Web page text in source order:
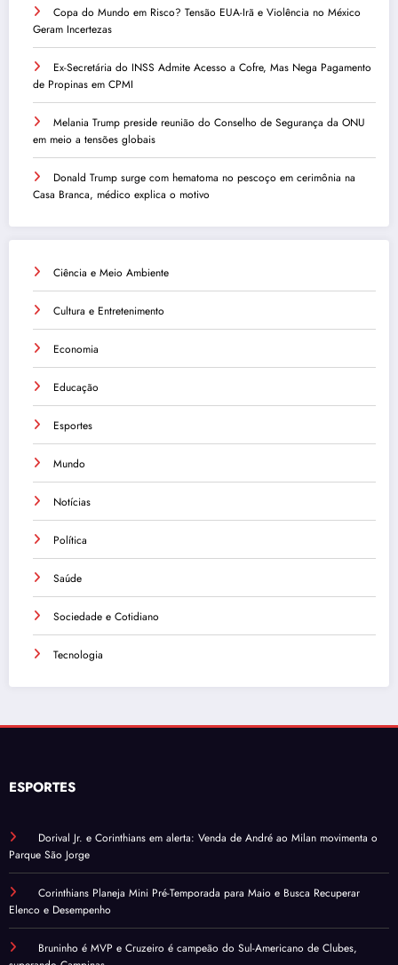
Copa do Mundo em Risco? Tensão EUA-Irã e Violência no México
Geram Incertezas
Ex-Secretária do INSS Admite Acesso a Cofre, Mas Nega Pagamento
de Propinas em CPMI
Melania Trump preside reunião do Conselho de Segurança da ONU
em meio a tensões globais
Donald Trump surge com hematoma no pescoço em cerimônia na
Casa Branca, médico explica o motivo
Ciência e Meio Ambiente
Cultura e Entretenimento
Economia
Educação
Esportes
Mundo
Notícias
Política
Saúde
Sociedade e Cotidiano
Tecnologia
ESPORTES
Dorival Jr. e Corinthians em alerta: Venda de André ao Milan movimenta o
Parque São Jorge
Corinthians Planeja Mini Pré-Temporada para Maio e Busca Recuperar
Elenco e Desempenho
Bruninho é MVP e Cruzeiro é campeão do Sul-Americano de Clubes,